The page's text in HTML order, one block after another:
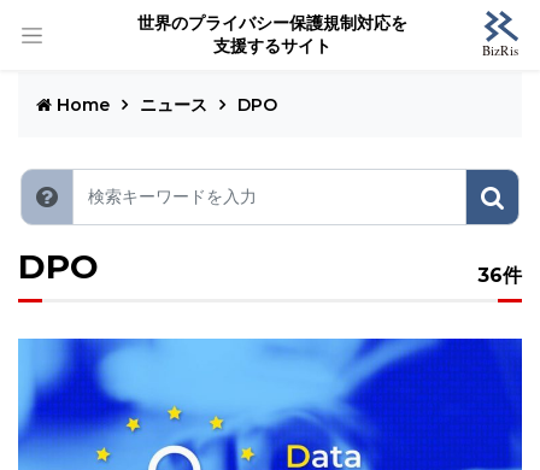
世界のプライバシー保護規制対応を
支援するサイト
Home ニュース DPO
DPO 36件